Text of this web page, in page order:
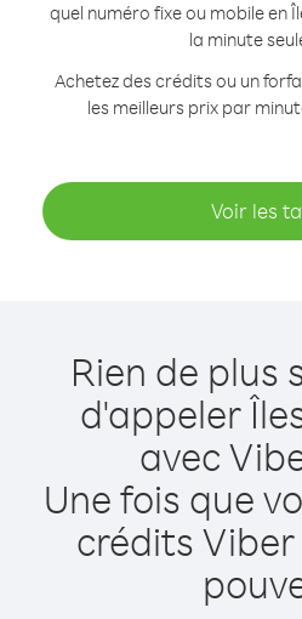
quel numéro fixe ou mobile en
la minute
Achetez des crédits ou un
les meilleurs prix par
Voir les
Rien de plus
d'appeler
avec
Une fois que
crédits